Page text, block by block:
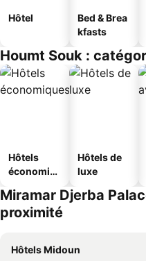
Hôtel
Bed & Brea
kfasts
Houmt Souk :
Hôtels
économiq
Hôtels de
luxe
Miramar Djerba
proximité
Hôtels Midoun